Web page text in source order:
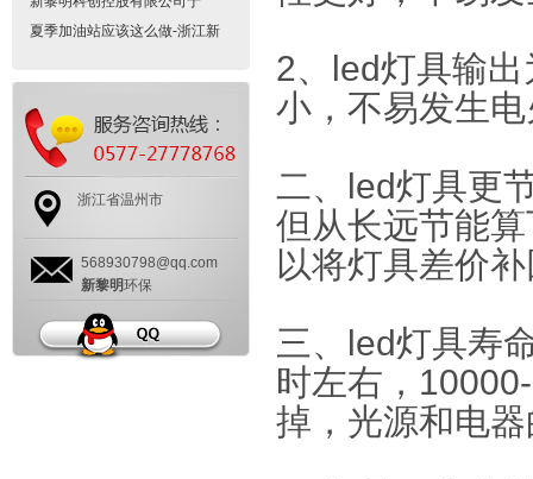
型的设计是怎样的？
2021年10月11日经永嘉县市场
夏季加油站应该这么做-浙江新
浙江省温州市
568930798@qq.com
新黎明环保
2、led灯具输
小，不易发生
二、led灯具更
但从长远节能
以将灯具差价
三、led灯具寿
时左右，
掉，光源和电